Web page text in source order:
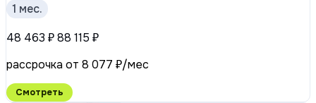
1 мес.
48 463 ₽88 115 ₽
рассрочка от 8 077 ₽/мес
Смотреть